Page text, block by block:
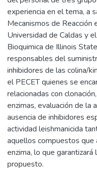
experiencia en el tema, a
Mecanismos de Reacción
Universidad de Caldas y
Bioquimica de Illinois
responsables del
inhibidores de las colina/
el PECET quienes se
relacionadas con
enzimas, evaluación de la
ausencia de inhibidores
actividad leishmanicida
aquellos compuestos que
enzima, lo que
propuesto.